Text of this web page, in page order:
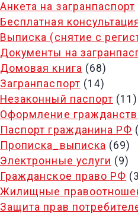
Анкета на загранпаспорт
Бесплатная
Выписка (снятие с
Документы на
Домовая книга (68)
Загранпаспорт (14)
Незаконный паспорт (11)
Оформление
Паспорт гражданина РФ
Прописка_выписка (69)
Электронные услуги (9)
Гражданское право РФ
Жилищные
Защита прав